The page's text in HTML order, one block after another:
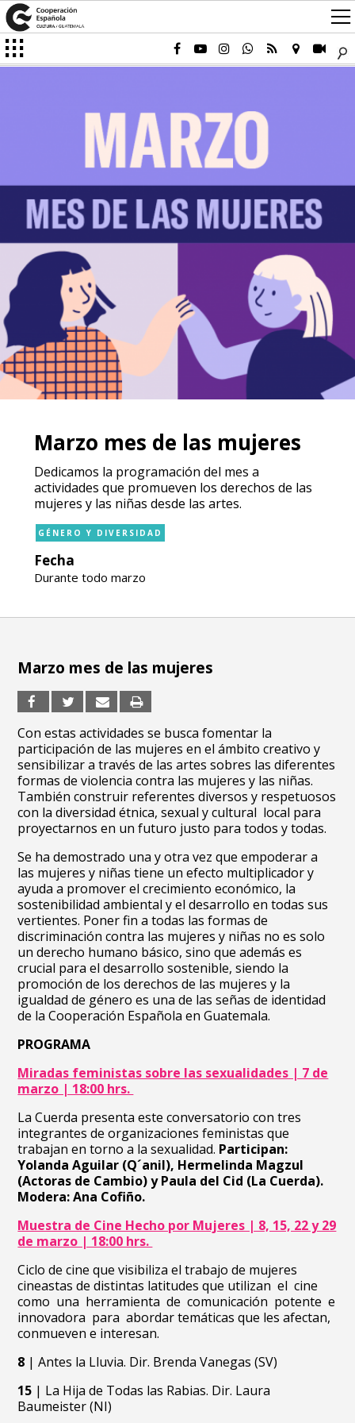
Marzo mes de las mujeres
Dedicamos la programación del mes a
actividades que promueven los derechos de las
mujeres y las niñas desde las artes.
GÉNERO Y DIVERSIDAD
Fecha
Durante todo marzo
Marzo mes de las mujeres
Con estas actividades se busca fomentar la
participación de las mujeres en el ámbito creativo y
sensibilizar a través de las artes sobres las diferentes
formas de violencia contra las mujeres y las niñas.
También construir referentes diversos y respetuosos
con la diversidad étnica, sexual y cultural local para
proyectarnos en un futuro justo para todos y todas.
Se ha demostrado una y otra vez que empoderar a
las mujeres y niñas tiene un efecto multiplicador y
ayuda a promover el crecimiento económico, la
sostenibilidad ambiental y el desarrollo en todas sus
vertientes. Poner fin a todas las formas de
discriminación contra las mujeres y niñas no es solo
un derecho humano básico, sino que además es
crucial para el desarrollo sostenible, siendo la
promoción de los derechos de las mujeres y la
igualdad de género es una de las señas de identidad
de la Cooperación Española en Guatemala.
PROGRAMA
Miradas feministas sobre las sexualidades | 7 de
marzo | 18:00 hrs.
La Cuerda presenta esteconversatorio con tres
integrantes de organizaciones feministas que
trabajan en torno a la sexualidad. Participan:
Yolanda Aguilar (Q´anil), Hermelinda Magzul
(Actoras de Cambio) y Paula del Cid (La Cuerda).
Modera: Ana Cofiño.
Muestra de Cine Hecho por Mujeres | 8, 15, 22 y 29
de marzo | 18:00 hrs.
Ciclo de cine que visibiliza el trabajo de mujeres
cineastas de distintas latitudes que utilizan el cine
como una herramienta de comunicación potente e
innovadora para abordar temáticas que les afectan,
conmueven e interesan.
8 | Antes la Lluvia. Dir. Brenda Vanegas (SV)
15 | La Hija de Todas las Rabias. Dir. Laura
Baumeister (NI)